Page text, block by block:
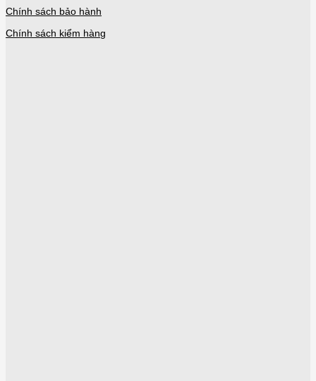
Chính sách bảo hành
Chính sách kiểm hàng